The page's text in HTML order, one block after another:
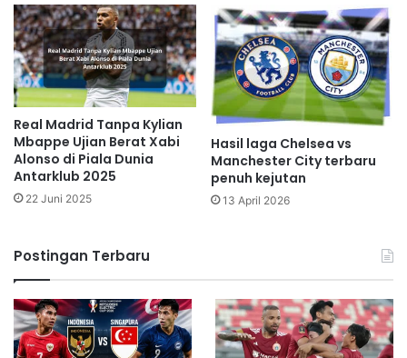
Real Madrid Tanpa Kylian
Mbappe Ujian Berat Xabi
Alonso di Piala Dunia
Antarklub 2025
22 Juni 2025
Hasil laga Chelsea vs
Manchester City terbaru
penuh kejutan
13 April 2026
Postingan Terbaru